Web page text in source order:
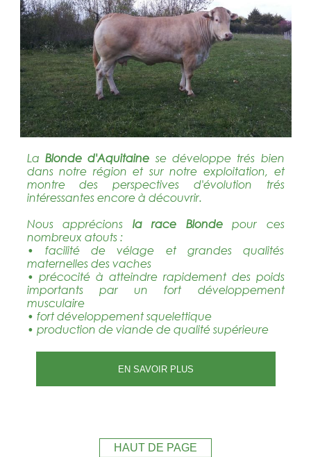
La Blonde d'Aquitaine se développe trés bien
dans notre région et sur notre exploitation, et
montre des perspectives d'évolution trés
intéressantes encore à découvrir.
Nous apprécions la race Blondepour ces
nombreux atouts :
• facilité de vélage et grandes qualités
maternelles des vaches
• précocité à atteindre rapidement des poids
importants par un fort développement
musculaire
• fort développement squelettique
• production de viande de qualité supérieure
EN SAVOIR PLUS
HAUT DE PAGE